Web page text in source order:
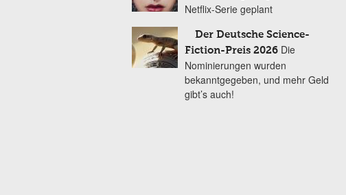
Netflix-Serie geplant
Der Deutsche Science-
Fiction-Preis 2026 Die
Nominierungen wurden
bekanntgegeben, und mehr Geld
gibt’s auch!